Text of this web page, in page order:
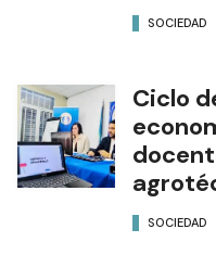
SOCIEDAD
Ciclo
SOCIEDAD